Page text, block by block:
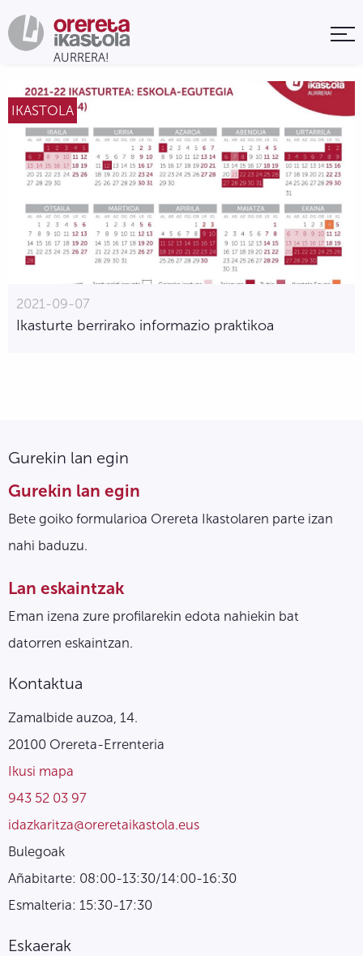
IKASTOLA
2021-09-07
Ikasturte berrirako informazio praktikoa
Gurekin lan egin
Gurekin lan egin
Bete goiko formularioa Orereta Ikastolaren parte izan
nahi baduzu.
Lan eskaintzak
Eman izena zure profilarekin edota nahiekin bat
datorren eskaintzan.
Kontaktua
Zamalbide auzoa, 14.
20100 Orereta-Errenteria
Ikusi mapa
943 52 03 97
idazkaritza@oreretaikastola.eus
Bulegoak
Añabitarte: 08:00-13:30/14:00-16:30
Esmalteria: 15:30-17:30
Eskaerak